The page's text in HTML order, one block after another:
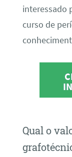
interessado
curso de
Qual o